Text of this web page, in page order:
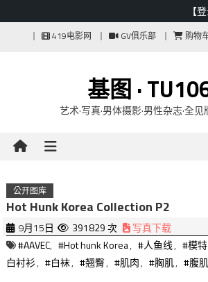
【
419电影网 GV俱乐部 购物
基图 ·
艺术·写真·男体摄影·男性杂志·全见
公开图库
Hot Hunk Korea Collection P2
9月15日 391829 次
写真下载
#AAVEC, #Hot hunk Korea, #人鱼线, #模特
白衬衫, #白袜, #翘臀, #肌肉, #胸肌, #腹肌